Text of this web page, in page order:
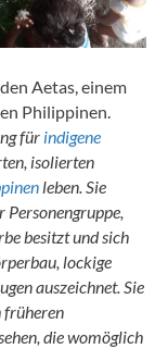
Aetas, einem
Philippinen.
für indigene
isolierten
leben. Sie
Personengruppe,
besitzt und sich
lockige
auszeichnet. Sie
früheren
die womöglich